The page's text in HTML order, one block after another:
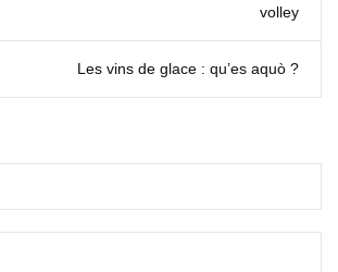
volley
Les vins de glace : qu’es aquò ?